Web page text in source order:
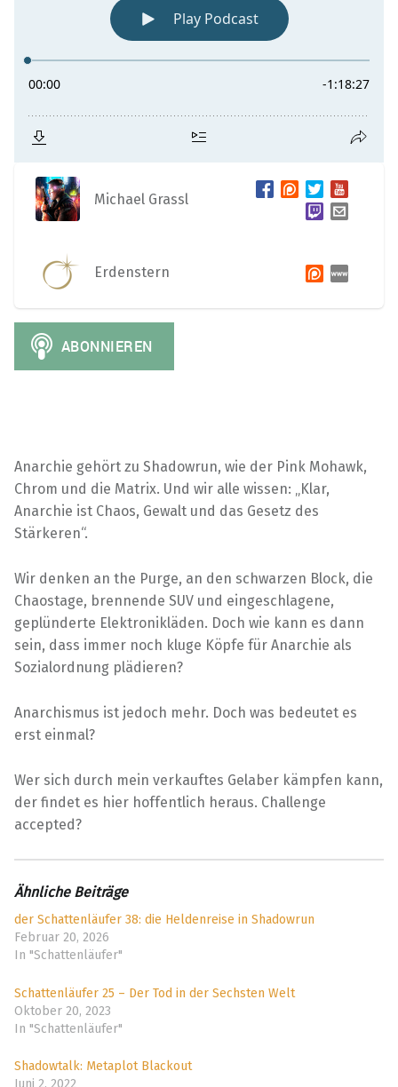
Michael Grassl
Erdenstern
Anarchie gehört zu Shadowrun, wie der Pink Mohawk,
Chrom und die Matrix. Und wir alle wissen: „Klar,
Anarchie ist Chaos, Gewalt und das Gesetz des
Stärkeren“.
Wir denken an the Purge, an den schwarzen Block, die
Chaostage, brennende SUV und eingeschlagene,
geplünderte Elektronikläden. Doch wie kann es dann
sein, dass immer noch kluge Köpfe für Anarchie als
Sozialordnung plädieren?
Anarchismus ist jedoch mehr. Doch was bedeutet es
erst einmal?
Wer sich durch mein verkauftes Gelaber kämpfen kann,
der findet es hier hoffentlich heraus. Challenge
accepted?
Ähnliche Beiträge
der Schattenläufer 38: die Heldenreise in Shadowrun
Februar 20, 2026
In "Schattenläufer"
Schattenläufer 25 – Der Tod in der Sechsten Welt
Oktober 20, 2023
In "Schattenläufer"
Shadowtalk: Metaplot Blackout